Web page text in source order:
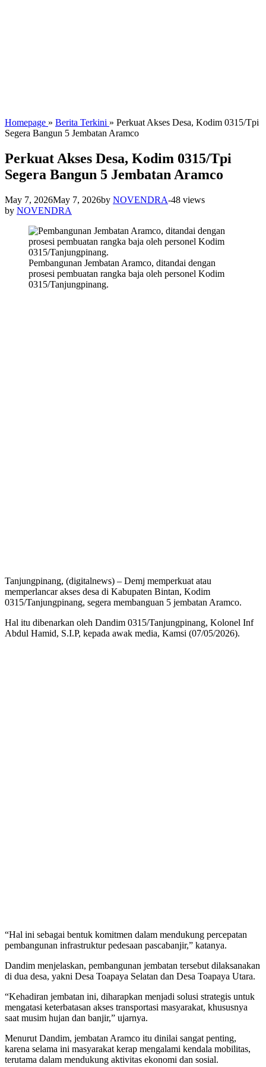
Homepage » Berita Terkini » Perkuat Akses Desa, Kodim 0315/Tpi
Segera Bangun 5 Jembatan Aramco
Perkuat Akses Desa, Kodim 0315/Tpi
Segera Bangun 5 Jembatan Aramco
May 7, 2026May 7, 2026by NOVENDRA-48 views
by NOVENDRA
Pembangunan Jembatan Aramco, ditandai dengan
prosesi pembuatan rangka baja oleh personel Kodim
0315/Tanjungpinang.
Tanjungpinang, (digitalnews) – Demj memperkuat atau
memperlancar akses desa di Kabupaten Bintan, Kodim
0315/Tanjungpinang, segera membanguan 5 jembatan Aramco.
Hal itu dibenarkan oleh Dandim 0315/Tanjungpinang, Kolonel Inf
Abdul Hamid, S.I.P, kepada awak media, Kamsi (07/05/2026).
“Hal ini sebagai bentuk komitmen dalam mendukung percepatan
pembangunan infrastruktur pedesaan pascabanjir,” katanya.
Dandim menjelaskan, pembangunan jembatan tersebut dilaksanakan
di dua desa, yakni Desa Toapaya Selatan dan Desa Toapaya Utara.
“Kehadiran jembatan ini, diharapkan menjadi solusi strategis untuk
mengatasi keterbatasan akses transportasi masyarakat, khususnya
saat musim hujan dan banjir,” ujarnya.
Menurut Dandim, jembatan Aramco itu dinilai sangat penting,
karena selama ini masyarakat kerap mengalami kendala mobilitas,
terutama dalam mendukung aktivitas ekonomi dan sosial.